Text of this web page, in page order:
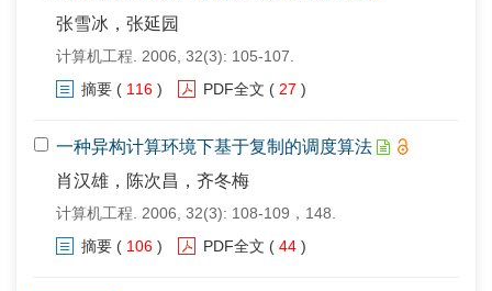
张雪冰，张延园
计算机工程. 2006, 32(3): 105-107.
摘要 ( 116 ) PDF全文 ( 27 )
一种异构计算环境下基于复制的调度算法
肖汉雄，陈次昌，齐冬梅
计算机工程. 2006, 32(3): 108-109，148.
摘要 ( 106 ) PDF全文 ( 44 )